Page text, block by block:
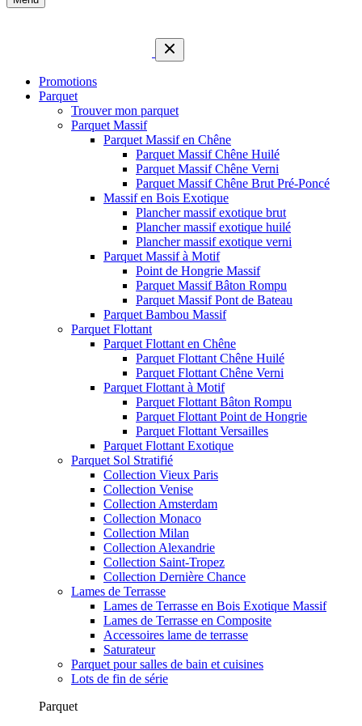
Promotions
Parquet
Trouver mon parquet
Parquet Massif
Parquet Massif en Chêne
Parquet Massif Chêne Huilé
Parquet Massif Chêne Verni
Parquet Massif Chêne Brut Pré-Poncé
Massif en Bois Exotique
Plancher massif exotique brut
Plancher massif exotique huilé
Plancher massif exotique verni
Parquet Massif à Motif
Point de Hongrie Massif
Parquet Massif Bâton Rompu
Parquet Massif Pont de Bateau
Parquet Bambou Massif
Parquet Flottant
Parquet Flottant en Chêne
Parquet Flottant Chêne Huilé
Parquet Flottant Chêne Verni
Parquet Flottant à Motif
Parquet Flottant Bâton Rompu
Parquet Flottant Point de Hongrie
Parquet Flottant Versailles
Parquet Flottant Exotique
Parquet Sol Stratifié
Collection Vieux Paris
Collection Venise
Collection Amsterdam
Collection Monaco
Collection Milan
Collection Alexandrie
Collection Saint-Tropez
Collection Dernière Chance
Lames de Terrasse
Lames de Terrasse en Bois Exotique Massif
Lames de Terrasse en Composite
Accessoires lame de terrasse
Saturateur
Parquet pour salles de bain et cuisines
Lots de fin de série
Parquet